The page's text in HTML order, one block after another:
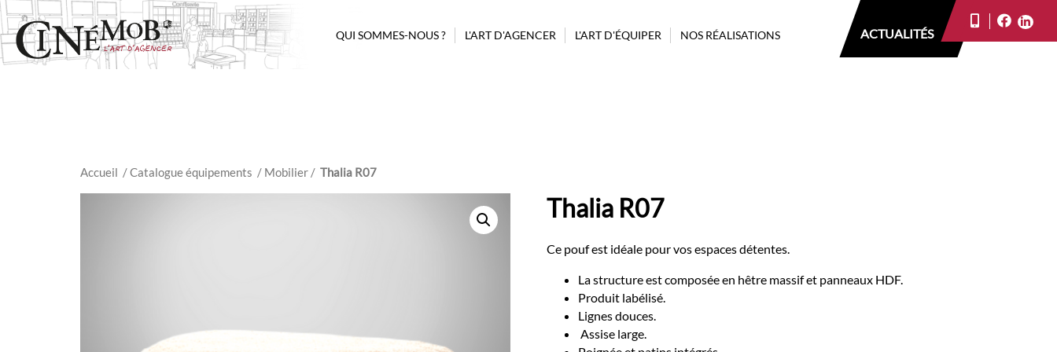
QUI SOMMES-NOUS ? L'ART D'AGENCER
MODULES STANDARDS
L'ART D'ÉQUIPER
REHAUSSEURS
NOS RÉALISATIONS ACTUALITÉS
Accueil / Catalogue équipements / Mobilier / Thalia R07
Thalia R07
Ce pouf est idéale pour vos espaces détentes.
La structure est composée en hêtre massif et panneaux HDF.
Produit labélisé.
Lignes douces.
Assise large.